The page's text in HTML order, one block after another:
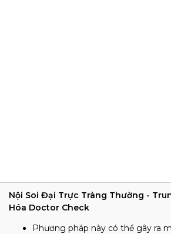
Nội Soi Đại Trực Tràng Thường -
Hóa Doctor Check
Phương pháp này có thể gây ra